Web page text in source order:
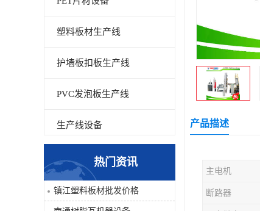
塑料板材生产线
护墙板扣板生产线
PVC发泡板生产线
生产线设备
碳晶板生产线
PVC仿大理石板生产线
热门资讯
镇江塑料板材批发价格
产品描述
主电机
断路器